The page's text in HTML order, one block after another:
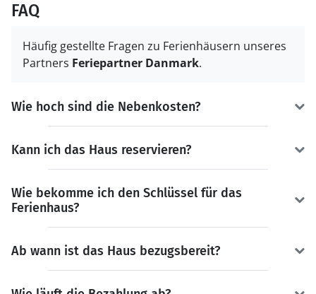
FAQ
Häufig gestellte Fragen zu Ferienhäusern unseres
Partners Feriepartner Danmark.
Wie hoch sind die Nebenkosten?
Kann ich das Haus reservieren?
Wie bekomme ich den Schlüssel für das
Ferienhaus?
Ab wann ist das Haus bezugsbereit?